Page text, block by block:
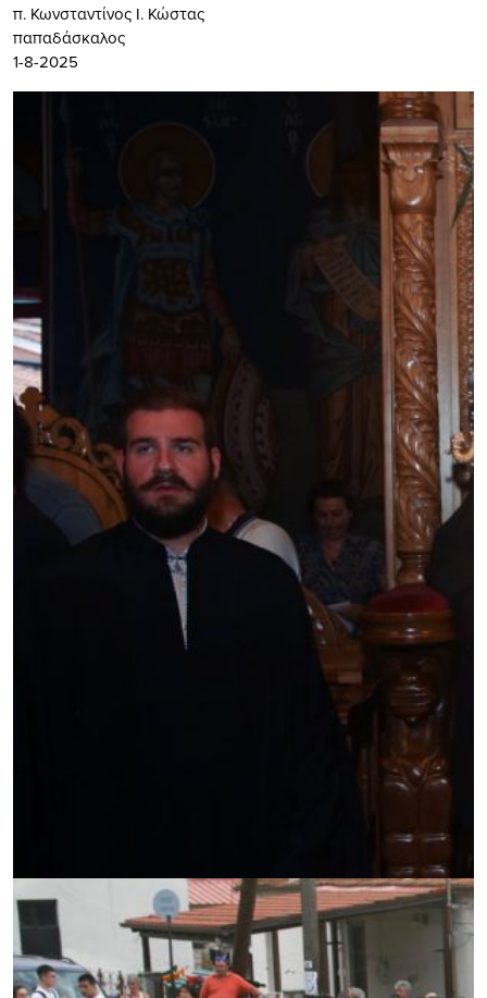
π. Κωνσταντίνος Ι. Κώστας
παπαδάσκαλος
1-8-2025